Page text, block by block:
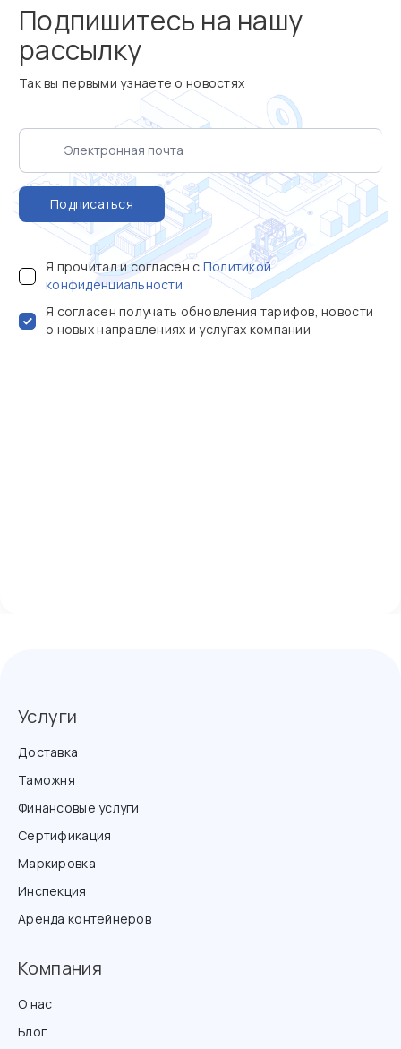
Подпишитесь на нашу
рассылку
Так вы первыми узнаете о новостях
Подписаться
Я прочитал и согласен с Политикой
конфиденциальности
Я согласен получать обновления тарифов, новости
о новых направлениях и услугах компании
Услуги
Доставка
Таможня
Финансовые услуги
Сертификация
Маркировка
Инспекция
Аренда контейнеров
Компания
О нас
Блог